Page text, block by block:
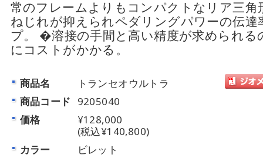
常のフレームよりもコンパクトなリア三角
ねじれが抑えられペダリングパワーの伝達
プ。 �溶接の手間と高い精度が求められる
にコストがかかる。
商品名
トランセオウルトラ
商品コード
9205040
価格
¥128,000
(税込¥140,800)
カラー
ビレット